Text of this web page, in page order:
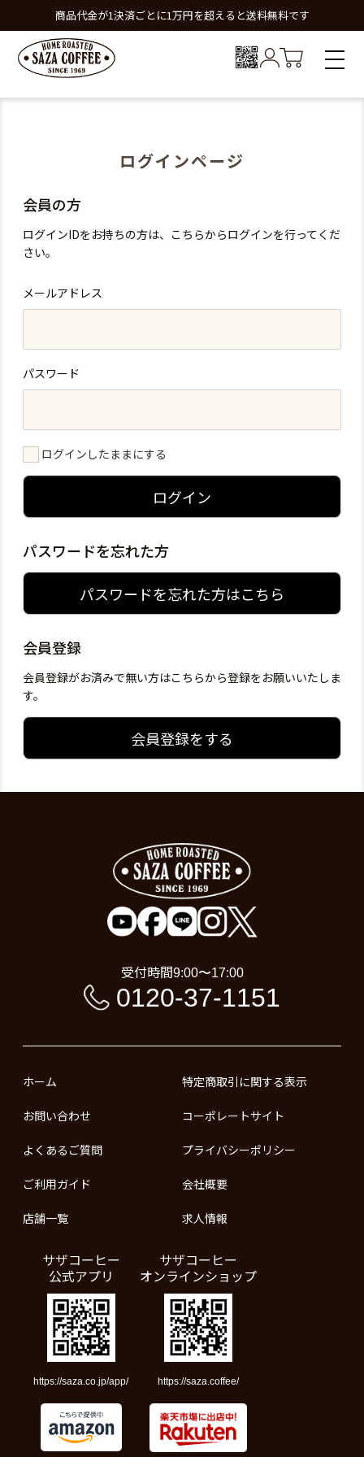
商品代金が1決済ごとに1万円を超えると送料無料です
ログインページ
会員の方
ログインIDをお持ちの方は、こちらからログインを行ってくだ
さい。
メールアドレス
パスワード
ログインしたままにする
ログイン
パスワードを忘れた方
パスワードを忘れた方はこちら
会員登録
会員登録がお済みで無い方はこちらから登録をお願いいたしま
す。
会員登録をする
受付時間9:00〜17:00
0120-37-1151
ホーム
お問い合わせ
よくあるご質問
ご利用ガイド
店舗一覧
特定商取引に関する表示
コーポレートサイト
プライバシーポリシー
会社概要
求人情報
サザコーヒー
公式アプリ
https://saza.co.jp/app/
サザコーヒー
オンラインショップ
https://saza.coffee/